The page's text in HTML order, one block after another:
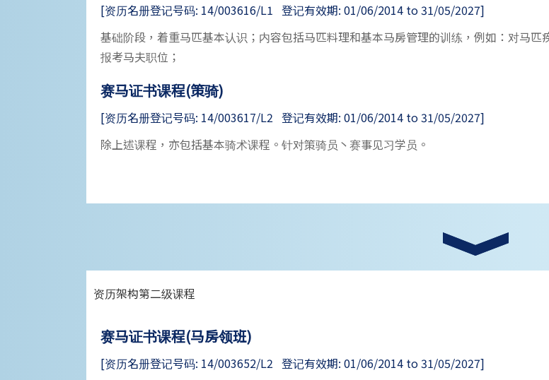
[资历名册登记号码: 14/003616/L1 登记有效期: 01/06/2014 to 31/05/2027]
基础阶段，着重马匹基本认识；内容包括马匹料理和基本马房管理的训练，例如：对马
报考马夫职位；
赛马证书课程(策骑)
[资历名册登记号码: 14/003617/L2 登记有效期: 01/06/2014 to 31/05/2027]
除上述课程，亦包括基本骑术课程。针对策骑员丶赛事见习学员。
资历架构第二级课程
赛马证书课程(马房领班)
[资历名册登记号码: 14/003652/L2 登记有效期: 01/06/2014 to 31/05/2027]